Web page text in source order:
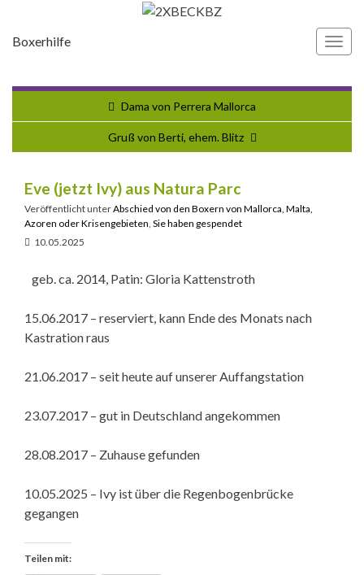
Boxerhilfe
Dama von Perrera Mallorca
Gruß von Berti, ehem. Blitz
Eve (jetzt Ivy) aus Natura Parc
Veröffentlicht unterAbschied von den Boxern von Mallorca, Malta,
Azoren oder Krisengebieten Sie haben gespendet
10.05.2025
geb. ca. 2014, Patin: Gloria Kattenstroth
15.06.2017 – reserviert, kann Ende des Monats nach
Kastration raus
21.06.2017 – seit heute auf unserer Auffangstation
23.07.2017 – gut in Deutschland angekommen
28.08.2017 – Zuhause gefunden
10.05.2025 – Ivy ist über die Regenbogenbrücke
gegangen
Teilen mit: